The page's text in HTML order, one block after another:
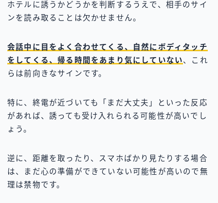
ホテルに誘うかどうかを判断するうえで、相手のサイ
ンを読み取ることは欠かせません。
会話中に目をよく合わせてくる、自然にボディタッチ
をしてくる、帰る時間をあまり気にしていない、これ
らは前向きなサインです。
特に、終電が近づいても「まだ大丈夫」といった反応
があれば、誘っても受け入れられる可能性が高いでし
ょう。
逆に、距離を取ったり、スマホばかり見たりする場合
は、まだ心の準備ができていない可能性が高いので無
理は禁物です。